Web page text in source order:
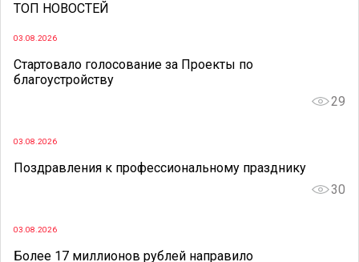
ТОП НОВОСТЕЙ
03.08.2026
Стартовало голосование за Проекты по
благоустройству
29
03.08.2026
Поздравления к профессиональному празднику
30
03.08.2026
Более 17 миллионов рублей направило